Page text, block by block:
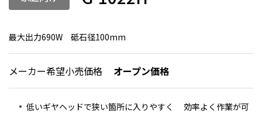
最大出力690W 砥石径100mm
メーカー希望小売価格 オープン価格
低いギヤヘッドで狭い箇所に入りやすく 効率よく作業が可